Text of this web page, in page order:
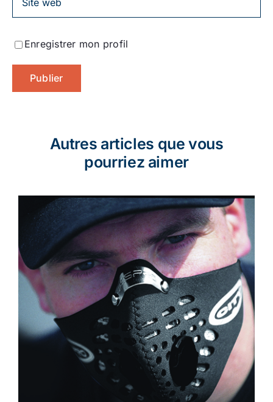
Enregistrer mon profil
Autres articles que vous
pourriez aimer